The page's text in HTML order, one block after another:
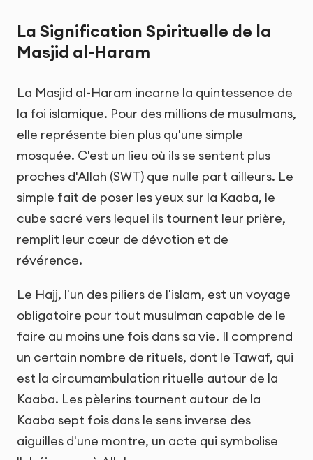
La Signification Spirituelle de la
Masjid al-Haram
La Masjid al-Haram incarne la quintessence de
la foi islamique. Pour des millions de musulmans,
elle représente bien plus qu'une simple
mosquée. C'est un lieu où ils se sentent plus
proches d'Allah (SWT) que nulle part ailleurs. Le
simple fait de poser les yeux sur la Kaaba, le
cube sacré vers lequel ils tournent leur prière,
remplit leur cœur de dévotion et de
révérence.
Le Hajj, l'un des piliers de l'islam, est un voyage
obligatoire pour tout musulman capable de le
faire au moins une fois dans sa vie. Il comprend
un certain nombre de rituels, dont le Tawaf, qui
est la circumambulation rituelle autour de la
Kaaba. Les pèlerins tournent autour de la
Kaaba sept fois dans le sens inverse des
aiguilles d'une montre, un acte qui symbolise